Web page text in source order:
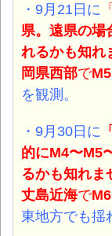
・9月21日 に 「
県。遠県の場
れるかも知れ
岡県西部で
を観測。
・9月30日 に
的にM4〜M5
るかも知れま
丈島近海で
東地方でも揺